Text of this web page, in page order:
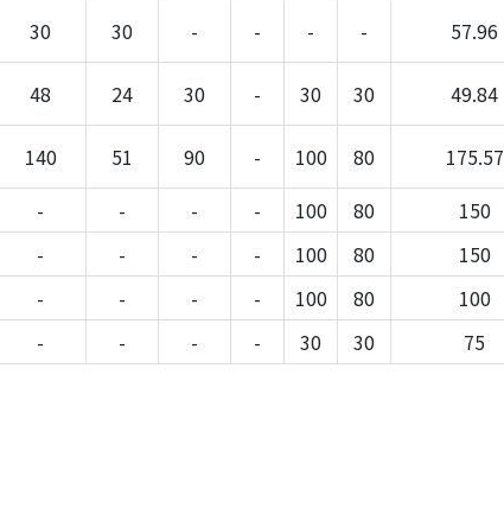
30 30 - - - - 57.96
48 24 30 - 30 30 49.84
140 51 90 - 100 80 175.57
- - - - 100 80 150
- - - - 100 80 150
- - - - 100 80 100
- - - - 30 30 75